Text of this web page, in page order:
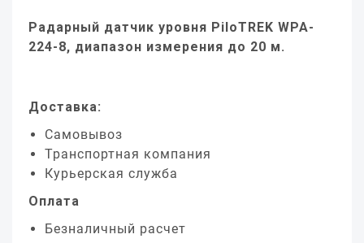
Радарный датчик уровня PiloTREK WPA-
224-8, диапазон измерения до 20 м.
Доставка:
Самовывоз
Транспортная компания
Курьерская служба
Оплата
Безналичный расчет